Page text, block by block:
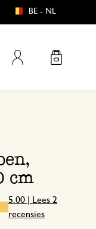
Mijn account
BE - NL
cm
5.00 | Lees 2
recensies